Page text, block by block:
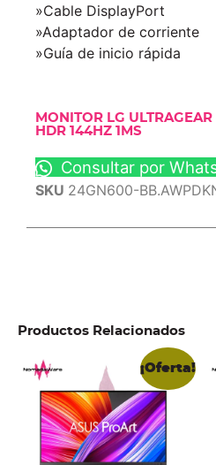
»Cable DisplayPort
»Adaptador de corriente
»Guía de inicio rápida
MONITOR LG
HDR 144HZ 1MS
Consultar por
SKU 24GN600-
Productos Relacionados
¡Oferta!